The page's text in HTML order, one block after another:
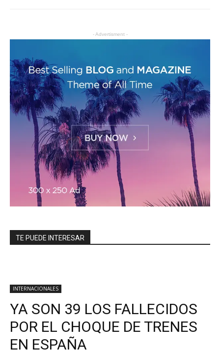
- Advertisment -
TE PUEDE INTERESAR